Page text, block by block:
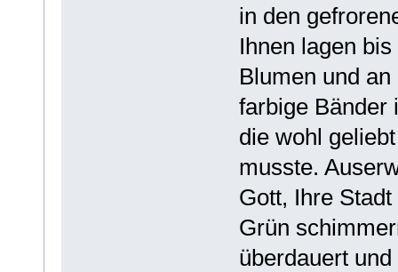
in den
Ihnen lagen
Blumen und
farbige Bänder
die wohl
musste.
Gott, Ihre
Grün
überdauert